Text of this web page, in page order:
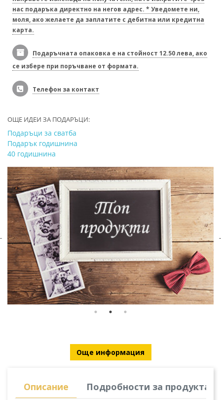
нас подаръка директно на негов адрес. * Уведомете ни,
моля, ако желаете да заплатите с дебитна или кредитна
карта.
Подаръчната опаковка е на стойност 12.50 лева, ако
се избере при поръчване от формата.
Телефон за контакт
ОЩЕ ИДЕИ ЗА ПОДАРЪЦИ:
Подаръци за сватба
Подарък годишнина
40 годишнина
Още информация
Описание Подробности за продукта